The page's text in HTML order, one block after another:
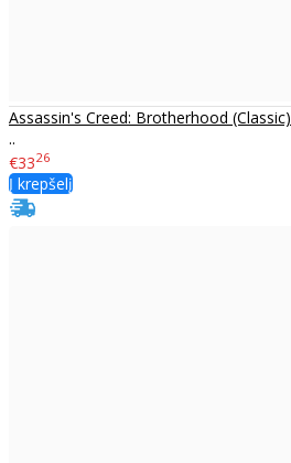
Assassin's Creed: Brotherhood (Classic)
..
€3326
Į krepšelį